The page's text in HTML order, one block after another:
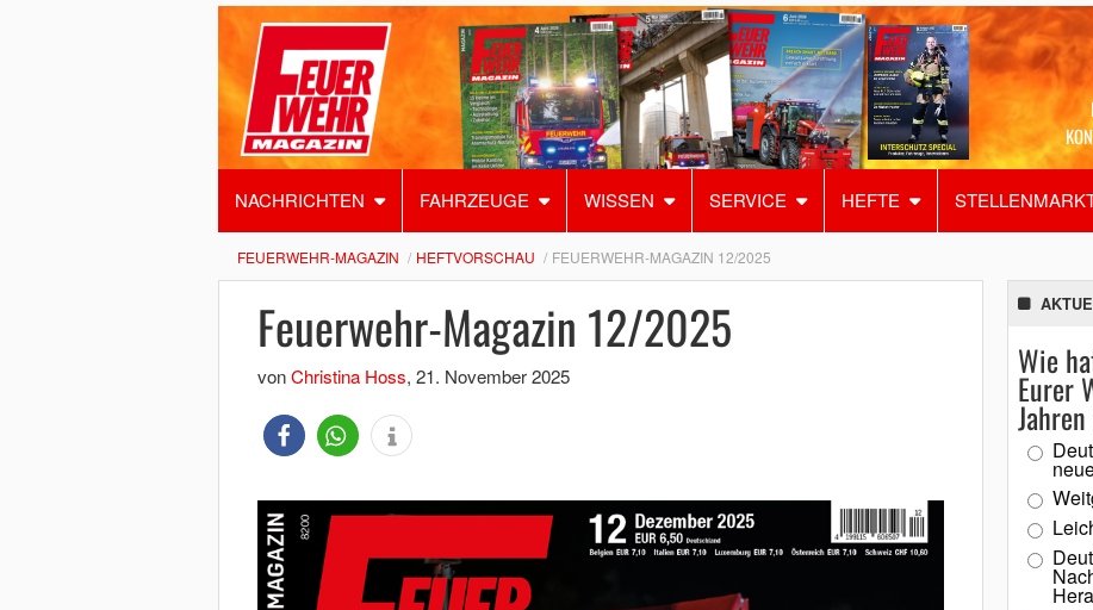
NACHRICHTEN FAHRZEUGE WISSEN SERVICE HEFTE
FEUERWEHR-MAGAZIN HEFTVORSCHAU FEUERWEHR-MAGAZIN 12/2025
Feuerwehr-Magazin 12/2025
vonChristina Hoss, 21. November 2025 Wie
Eurer